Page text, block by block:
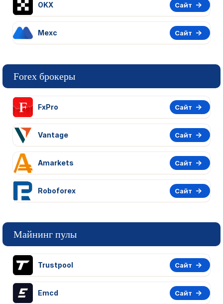
OKX Сайт
Mexc Сайт
Forex брокеры
FxPro Сайт
Vantage Сайт
Amarkets Сайт
Roboforex Сайт
Майнинг пулы
Trustpool Сайт
Emcd Сайт